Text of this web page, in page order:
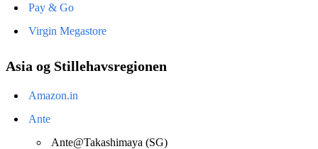
Pay & Go
Virgin Megastore
Asia og Stillehavsregionen
Amazon.in
Ante
Ante@Takashimaya (SG)